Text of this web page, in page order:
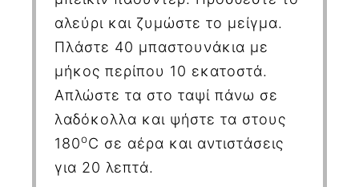
αλεύρι και ζυμώστε το μείγμα.
Πλάστε 40 μπαστουνάκια με
μήκος περίπου 10 εκατοστά.
Απλώστε τα στο ταψί πάνω σε
λαδόκολλα και ψήστε τα στους
180οC σε αέρα και αντιστάσεις
για 20 λεπτά.